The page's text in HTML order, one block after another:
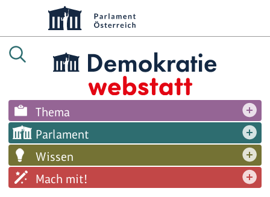
Thema
Parlament
Wissen
Mach mit!